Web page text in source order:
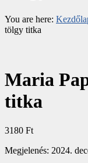
You are here:
tölgy titka
Maria
titka
3180 Ft
Megjelenés: 2024.